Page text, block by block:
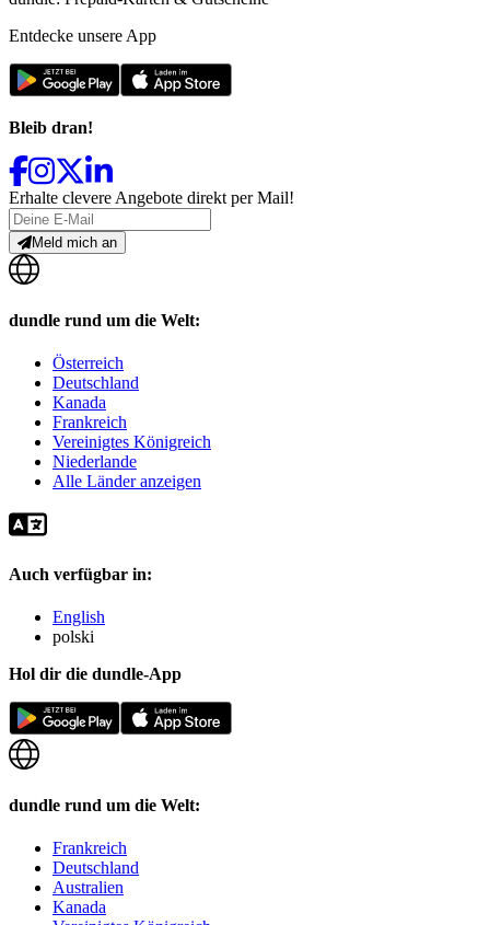
Entdecke unsere App
Bleib dran!
Erhalte clevere Angebote direkt per Mail!
Meld mich an
dundle rund um die Welt:
Österreich
Deutschland
Kanada
Frankreich
Vereinigtes Königreich
Niederlande
Alle Länder anzeigen
Auch verfügbar in:
English
polski
Hol dir die dundle-App
dundle rund um die Welt:
Frankreich
Deutschland
Australien
Kanada